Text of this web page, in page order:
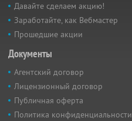
Давайте сделаем акцию!
Заработайте, как Вебмастер
Прошедшие акции
Документы
Агентский договор
Лицензионный договор
Публичная оферта
Политика конфиденциальности